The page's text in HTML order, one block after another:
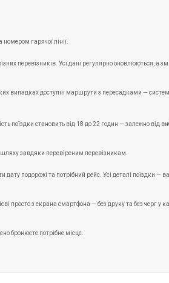
гарячої лінії.
перевізників. Усі дані регулярно оновлюються, а
випадках доступні маршрути з пересадками —
становить від 18 до 22 годин — залежно від
завдяки перевіреним перевізникам.
подорожі та потрібний рейс. Усі деталі поїздки —
з екрана смартфона — без друку та без черг у
бронюєте потрібне місце.